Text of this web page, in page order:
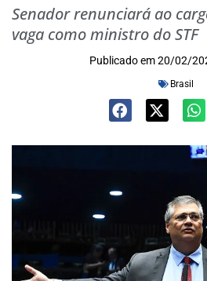
Senador renunciará ao
vaga como ministro do STF
Publicado em 20/02/
Brasil